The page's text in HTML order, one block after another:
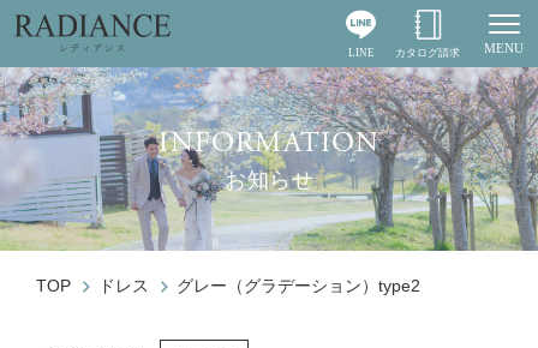
MENU
LINE カタログ請求
INFORMATION
お知らせ
TOP ドレス グレー（グラデーション）type2